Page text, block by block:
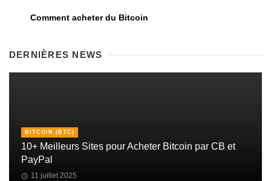
Comment acheter du Bitcoin
DERNIÈRES NEWS
BITCOIN (BTC)
10+ Meilleurs Sites pour Acheter Bitcoin par CB et
PayPal
11 juillet 2025